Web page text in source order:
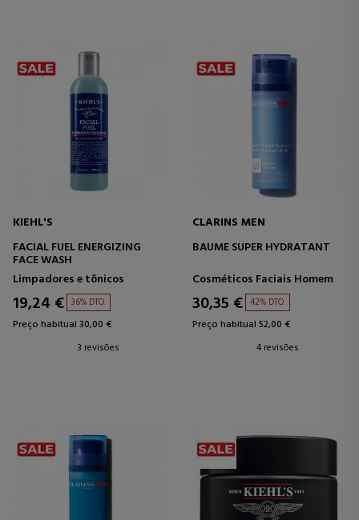
KIEHL'S
FACIAL FUEL ENERGIZING
FACE WASH
Limpadores e tônicos
19,24 € 36% DTO.
Preço habitual 30,00 €
3 revisões
CLARINS MEN
BAUME SUPER HYDRATANT
Cosméticos Faciais Homem
30,35 € 42% DTO.
Preço habitual 52,00 €
4 revisões